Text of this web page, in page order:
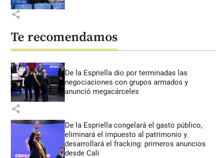
share
Te recomendamos
De la Espriella dio por terminadas las
negociaciones con grupos armados y
anunció megacárceles
share
De la Espriella congelará el gasto público,
eliminará el impuesto al patrimonio y
desarrollará el fracking: primeros anuncios
desde Cali